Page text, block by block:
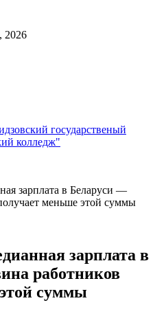
2026
государственый
колледж"
зарплата в Беларуси —
меньше этой суммы
зарплата в
работников
суммы